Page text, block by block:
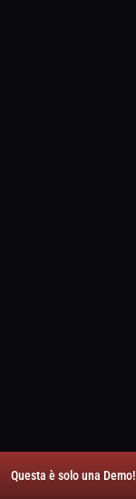
Questa è solo una Demo!